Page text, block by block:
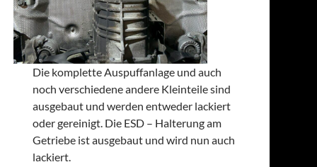
Die komplette Auspuffanlage und auch
noch verschiedene andere Kleinteile sind
ausgebaut und werden entweder lackiert
oder gereinigt. Die ESD – Halterung am
Getriebe ist ausgebaut und wird nun auch
lackiert.